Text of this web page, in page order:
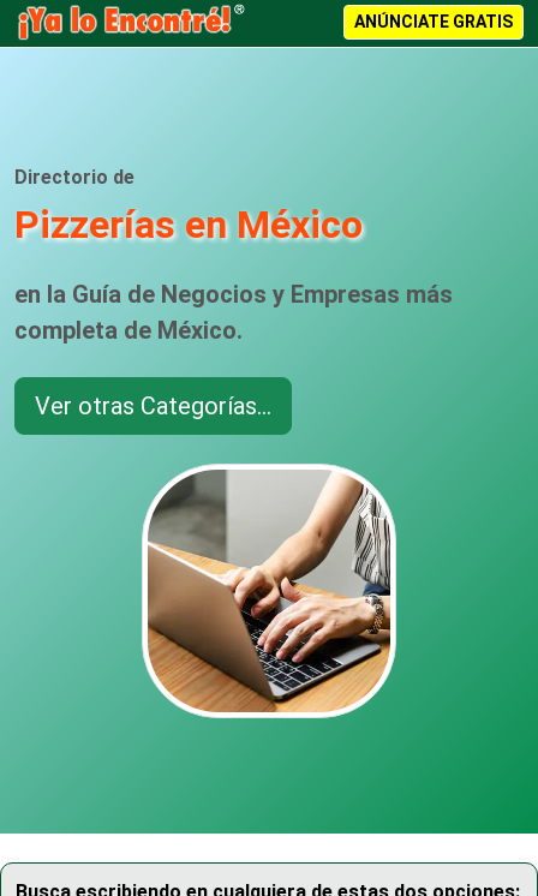
ANÚNCIATE GRATIS
Directorio de
Pizzerías en México
en la Guía de Negocios y Empresas más
completa de México.
Ver otras Categorías...